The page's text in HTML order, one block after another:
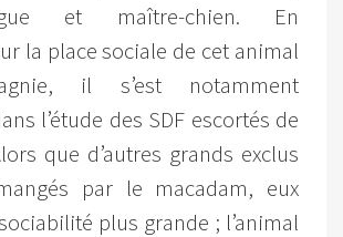
et maître-chien. En
la place sociale de cet animal
il s’est notamment
l’étude des SDF escortés de
que d’autres grands exclus
par le macadam, eux
plus grande ; l’animal